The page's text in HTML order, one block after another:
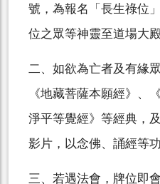
號，為報名「長生祿位
位之眾等神靈至道場大殿
二、如欲為亡者及有緣
《地藏菩薩本願經》、
淨平等覺經》等經典，
影片，以念佛、誦經等
三、若遇法會，牌位即